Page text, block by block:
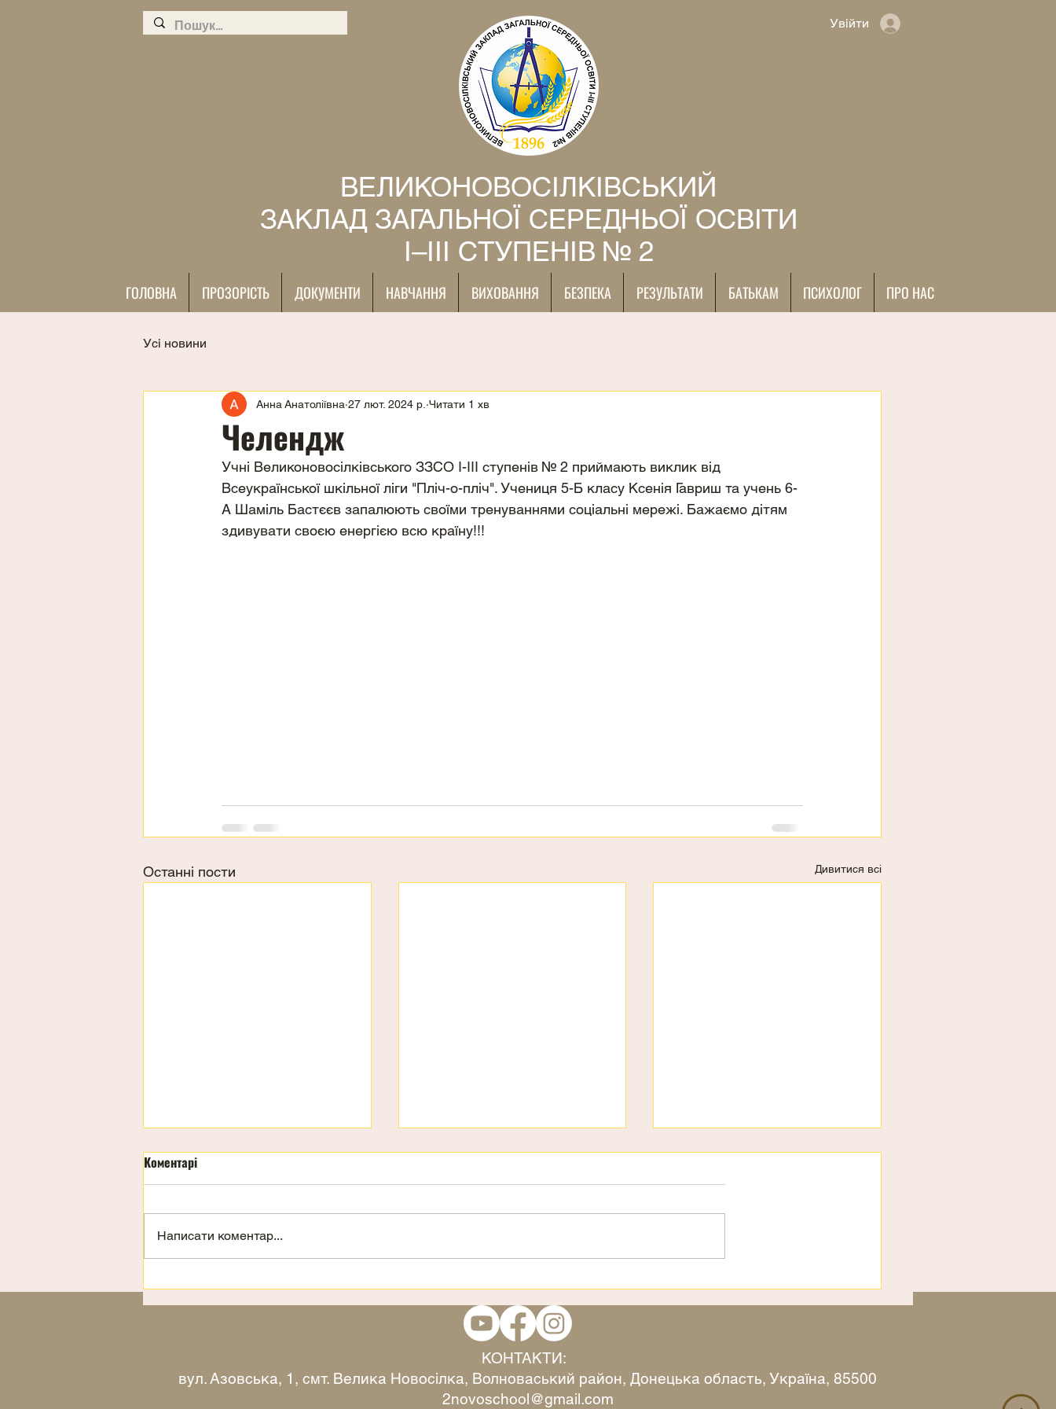
Увійти
ВЕЛИКОНОВОСІЛКІВСЬКИЙ
ЗАКЛАД ЗАГАЛЬНОЇ СЕРЕДНЬОЇ ОСВІТИ
І–ІІІ СТУПЕНІВ № 2
ГОЛОВНА ПРОЗОРІСТЬ ДОКУМЕНТИ НАВЧАННЯ ВИХОВАННЯ БЕЗПЕКА РЕЗУЛЬТАТИ БАТЬКАМ ПСИХОЛОГ ПРО НАС
Усі новини
Челендж
Анна Анатоліївна 27 лют. 2024 р. Читати 1 хв
Учні Великоновосілківського ЗЗСО І-ІІІ ступенів № 2 приймають виклик від
Всеукраїнської шкільної ліги "Пліч-о-пліч". Учениця 5-Б класу Ксенія Гавриш та учень 6-
А Шаміль Бастєєв запалюють своїми тренуваннями соціальні мережі. Бажаємо дітям
здивувати своєю енергією всю країну!!!
Останні пости Дивитися всі
День дітей 3 страхи
Коментарі
Написати коментар...
КОНТАКТИ:
вул. Азовська, 1, смт. Велика Новосілка, Волноваський район, Донецька область, Україна, 85500
2novoschool@gmail.com